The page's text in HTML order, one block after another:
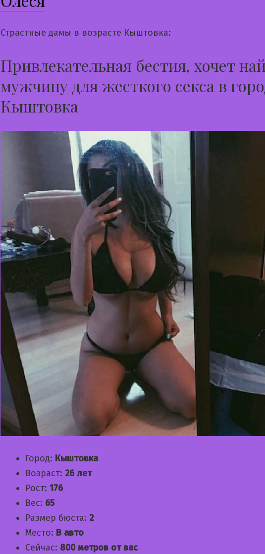
Страстные дамы в возрасте Кыштовка:
Привлекательная бестия, хочет
мужчину для жесткого секса в
Кыштовка
Город: Кыштовка
Возраст: 26 лет
Рост: 176
Вес: 65
Размер бюста: 2
Место: В авто
Сейчас: 800 метров от вас